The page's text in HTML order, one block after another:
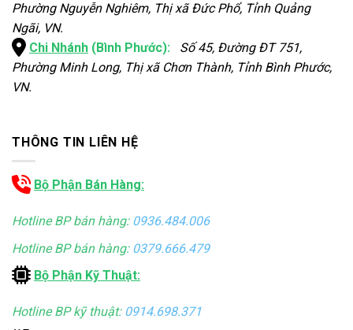
Phường Nguyễn Nghiêm, Thị xã Đức Phổ, Tỉnh Quảng
Ngãi, VN.
Chi Nhánh (Bình Phước): Số 45, Đường ĐT 751,
Phường Minh Long, Thị xã Chơn Thành, Tỉnh Bình Phước,
VN.
THÔNG TIN LIÊN HỆ
Bộ Phận Bán Hàng:
Hotline BP bán hàng: 0936.484.006
Hotline BP bán hàng: 0379.666.479
Bộ Phận Kỹ Thuật:
Hotline BP kỹ thuật: 0914.698.371